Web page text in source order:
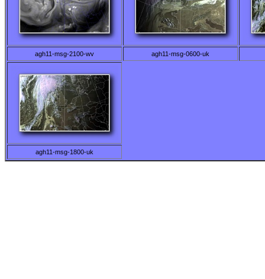
agh11-msg-2100-wv agh11-msg-0600-uk
agh11-msg-1800-uk